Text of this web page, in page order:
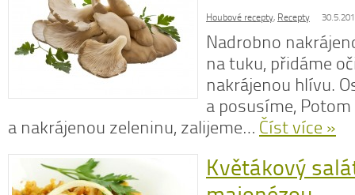
Houbové recepty, Recepty
Nadrobno
na tuku, přidáme
nakrájenou hlívu.
a posusíme,
a nakrájenou zeleninu, zalijeme… Číst více »
Květákový